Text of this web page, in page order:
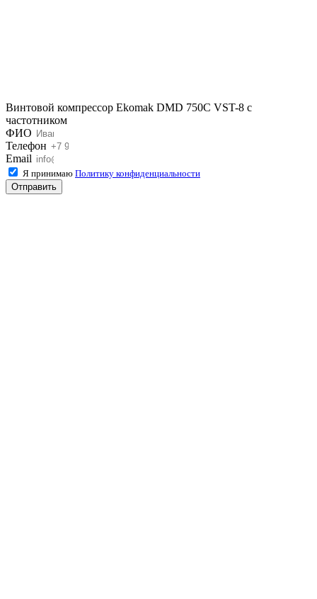
Винтовой компрессор Ekomak DMD 750C VST-8 с
частотником
ФИО
Телефон
Email
Я принимаю Политику конфиденциальности
Отправить